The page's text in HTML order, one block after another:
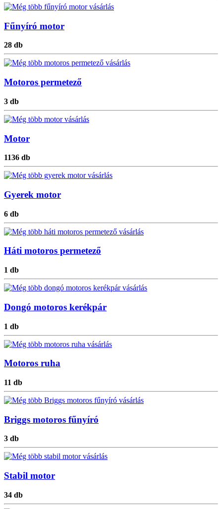
Fűnyíró motor
28 db
Motoros permetező
3 db
Motor
1136 db
Gyerek motor
6 db
Háti motoros permetező
1 db
Dongó motoros kerékpár
1 db
Motoros ruha
11 db
Briggs motoros fűnyíró
3 db
Stabil motor
34 db